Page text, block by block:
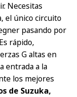
Necesitas
el único circuito
pasando por
rápido,
G altas en
entrada a la
los mejores
de Suzuka,